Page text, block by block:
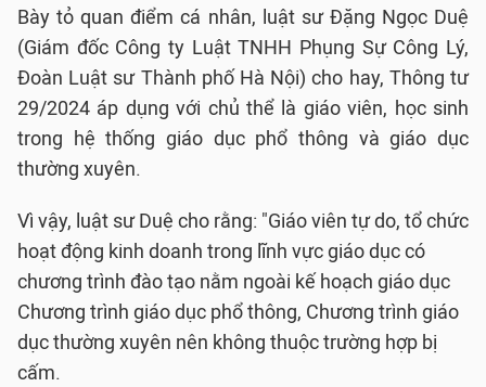
Bày tỏ quan điểm cá nhân, luật sư Đặng Ngọc Duệ
(Giám đốc Công ty Luật TNHH Phụng Sự Công Lý,
Đoàn Luật sư Thành phố Hà Nội) cho hay, Thông tư
29/2024 áp dụng với chủ thể là giáo viên, học sinh
trong hệ thống giáo dục phổ thông và giáo dục
thường xuyên.
Vì vậy, luật sư Duệ cho rằng: "Giáo viên tự do, tổ chức
hoạt động kinh doanh trong lĩnh vực giáo dục có
chương trình đào tạo nằm ngoài kế hoạch giáo dục
Chương trình giáo dục phổ thông, Chương trình giáo
dục thường xuyên nên không thuộc trường hợp bị
cấm.